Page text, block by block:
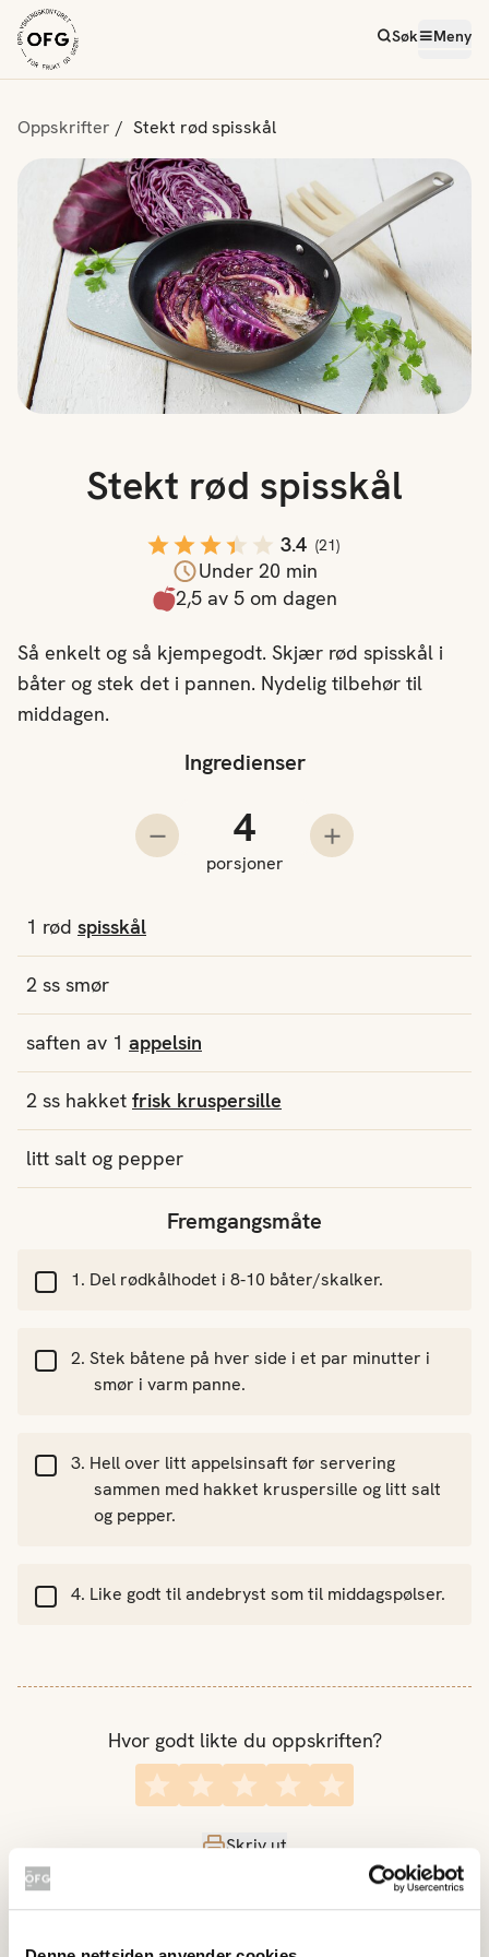
Søk Meny
Oppskrifter Stekt rød spisskål
Ingredienser
Trekk fra en porsjon
Antall porsjoner
porsjoner
Legg til en
1 rød spisskål
2 ss smør
saften av 1 appelsin
2 ss hakket frisk kruspersille
litt salt og pepper
Stekt rød spisskål
3.4 (21)
Under 20 min
2,5 av 5 om dagen
Så enkelt og så kjempegodt. Skjær rød spisskål i
båter og stek det i pannen. Nydelig tilbehør til
middagen.
Fremgangsmåte
Del rødkålhodet i 8-10 båter/skalker.
Stek båtene på hver side i et par minutter i
smør i varm panne.
Hell over litt appelsinsaft før servering
sammen med hakket kruspersille og litt salt
og pepper.
Like godt til andebryst som til middagspølser.
Hvor godt likte du oppskriften?
Skriv ut